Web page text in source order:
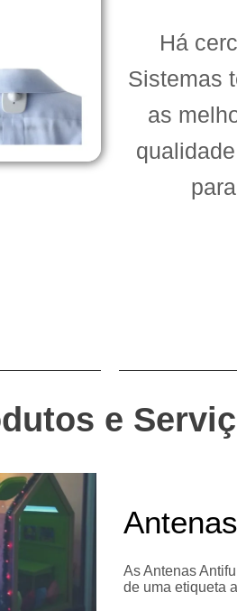
Há
Sistemas
as
e
As Antenas
de uma etiqueta